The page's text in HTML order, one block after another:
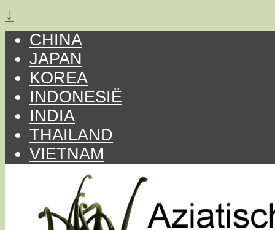
↓
CHINA
JAPAN
KOREA
INDONESIË
INDIA
THAILAND
VIETNAM